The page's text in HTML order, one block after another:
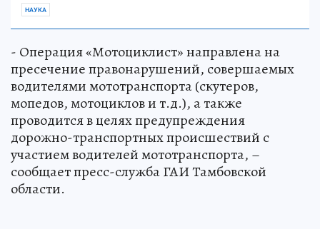
НАУКА
- Операция «Мотоциклист» направлена на
пресечение правонарушений, совершаемых
водителями мототранспорта (скутеров,
мопедов, мотоциклов и т.д.), а также
проводится в целях предупреждения
дорожно-транспортных происшествий с
участием водителей мототранспорта, –
сообщает пресс-служба ГАИ Тамбовской
области.